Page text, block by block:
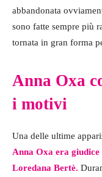
abbandonata
sono fatte sempre più
tornata in gran forma
Anna Oxa
i motivi
Una delle ultime
Anna Oxa era giudice
Loredana Bertè.